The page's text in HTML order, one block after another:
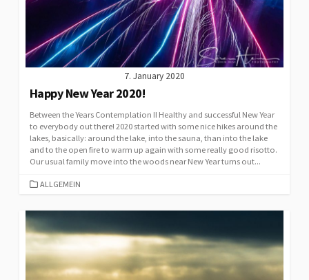
7. January 2020
Happy New Year 2020!
Between the Years Contemplation II Healthy and successful New Year
to everybody out there! 2020 started with some nice hikes around the
lakes, basically: around the lake, into the sauna, than into the lake
and to the open fire to warm up again with some really good risotto.
Our usual family move into the woods near New Year turns out...
CATEGORIES
ALLGEMEIN